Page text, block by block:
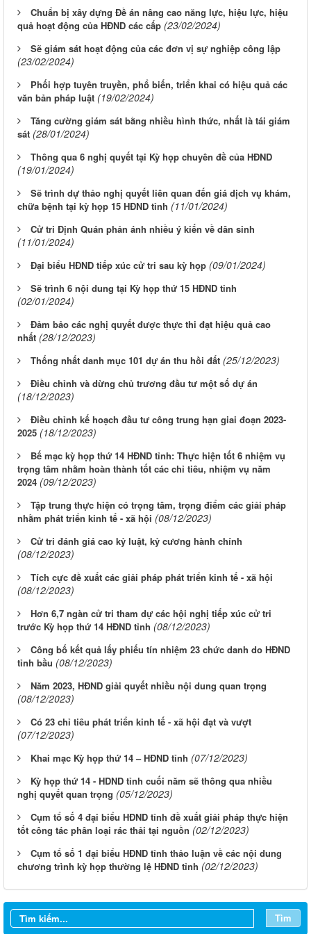
Chuẩn bị xây dựng Đề án nâng cao năng lực, hiệu lực, hiệu
quả hoạt động của HĐND các cấp (23/02/2024)
Sẽ giám sát hoạt động của các đơn vị sự nghiệp công lập
(23/02/2024)
Phối hợp tuyên truyền, phổ biến, triển khai có hiệu quả các
văn bản pháp luật (19/02/2024)
Tăng cường giám sát bằng nhiều hình thức, nhất là tái giám
sát (28/01/2024)
Thông qua 6 nghị quyết tại Kỳ họp chuyên đề của HĐND
(19/01/2024)
Sẽ trình dự thảo nghị quyết liên quan đến giá dịch vụ khám,
chữa bệnh tại kỳ họp 15 HĐND tỉnh (11/01/2024)
Cử tri Định Quán phản ánh nhiều ý kiến về dân sinh
(11/01/2024)
Đại biểu HĐND tiếp xúc cử tri sau kỳ họp (09/01/2024)
Sẽ trình 6 nội dung tại Kỳ họp thứ 15 HĐND tỉnh
(02/01/2024)
Đảm bảo các nghị quyết được thực thi đạt hiệu quả cao
nhất (28/12/2023)
Thống nhất danh mục 101 dự án thu hồi đất (25/12/2023)
Điều chỉnh và dừng chủ trương đầu tư một số dự án
(18/12/2023)
Điều chỉnh kế hoạch đầu tư công trung hạn giai đoạn 2023-
2025 (18/12/2023)
Bế mạc kỳ họp thứ 14 HĐND tỉnh: Thực hiện tốt 6 nhiệm vụ
trọng tâm nhằm hoàn thành tốt các chỉ tiêu, nhiệm vụ năm
2024 (09/12/2023)
Tập trung thực hiện có trọng tâm, trọng điểm các giải pháp
nhằm phát triển kinh tế - xã hội (08/12/2023)
Cử tri đánh giá cao kỷ luật, kỷ cương hành chính
(08/12/2023)
Tích cực đề xuất các giải pháp phát triển kinh tế - xã hội
(08/12/2023)
Hơn 6,7 ngàn cử tri tham dự các hội nghị tiếp xúc cử tri
trước Kỳ họp thứ 14 HĐND tỉnh (08/12/2023)
Công bố kết quả lấy phiếu tín nhiệm 23 chức danh do HĐND
tỉnh bầu (08/12/2023)
Năm 2023, HĐND giải quyết nhiều nội dung quan trọng
(08/12/2023)
Có 23 chỉ tiêu phát triển kinh tế - xã hội đạt và vượt
(07/12/2023)
Khai mạc Kỳ họp thứ 14 – HĐND tỉnh (07/12/2023)
Kỳ họp thứ 14 - HDND tỉnh cuối năm sẽ thông qua nhiều
nghị quyết quan trọng (05/12/2023)
Cụm tổ số 4 đại biểu HĐND tỉnh đề xuất giải pháp thực hiện
tốt công tác phân loại rác thải tại nguồn (02/12/2023)
Cụm tổ số 1 đại biểu HĐND tỉnh thảo luận về các nội dung
chương trình kỳ họp thường lệ HĐND tỉnh (02/12/2023)
Tìm
Từ ngày 03/8/2026 đến ngày 09/8/2026
Từ ngày 20/7/2026 đến ngày 26/7/2026